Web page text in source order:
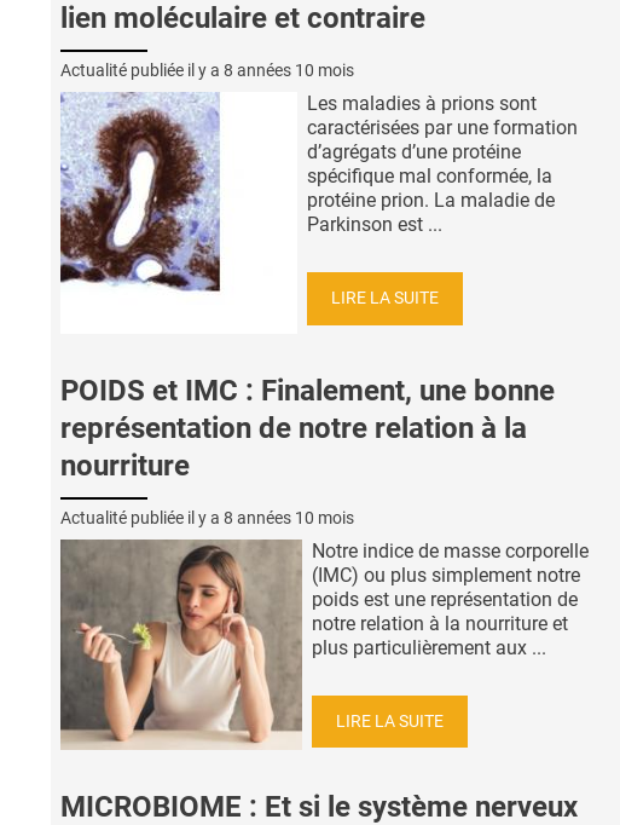
lien moléculaire et contraire
Actualité publiée il y a 8 années 10 mois
Les maladies à prions sont
caractérisées par une formation
d’agrégats d’une protéine
spécifique mal conformée, la
protéine prion. La maladie de
Parkinson est ...
LIRE LA SUITE
POIDS et IMC : Finalement, une bonne
représentation de notre relation à la
nourriture
Actualité publiée il y a 8 années 10 mois
Notre indice de masse corporelle
(IMC) ou plus simplement notre
poids est une représentation de
notre relation à la nourriture et
plus particulièrement aux ...
LIRE LA SUITE
MICROBIOME : Et si le système nerveux